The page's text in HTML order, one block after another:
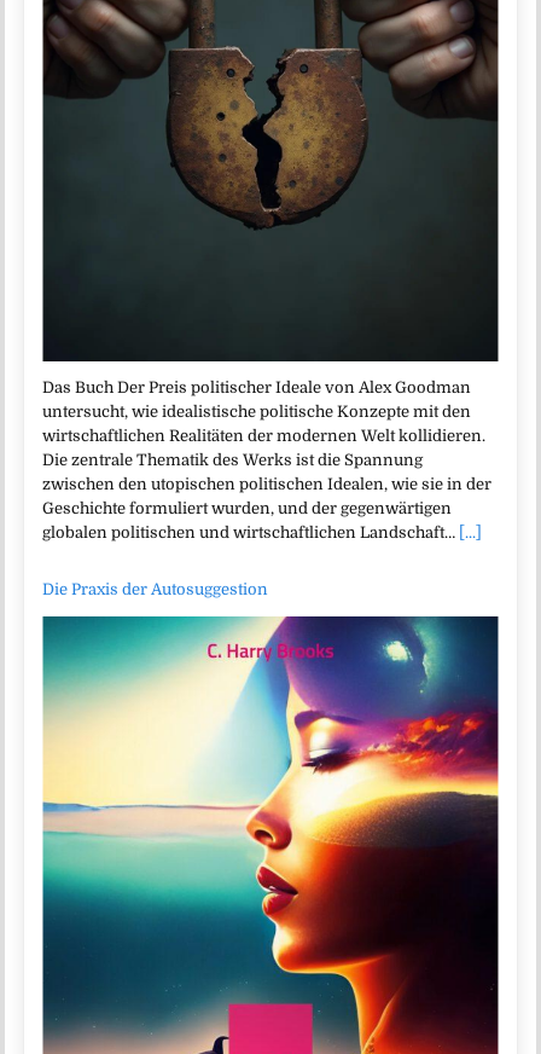
Das Buch Der Preis politischer Ideale von Alex Goodman
untersucht, wie idealistische politische Konzepte mit den
wirtschaftlichen Realitäten der modernen Welt kollidieren.
Die zentrale Thematik des Werks ist die Spannung
zwischen den utopischen politischen Idealen, wie sie in der
Geschichte formuliert wurden, und der gegenwärtigen
globalen politischen und wirtschaftlichen Landschaft… [...]
Die Praxis der Autosuggestion